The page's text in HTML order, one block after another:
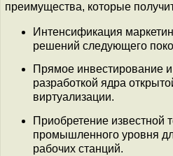
преимущества, которые
Интенсификация
решений следующего
Прямое инвестирование
разработкой ядра
виртуализации.
Приобретение известной
промышленного уровня
рабочих станций.